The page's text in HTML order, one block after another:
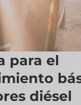
para el
diésel